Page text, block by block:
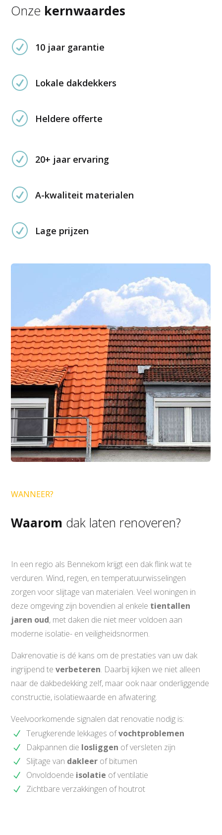
Onze kernwaardes
R 10 jaar garantie
R Lokale dakdekkers
R Heldere offerte
R 20+ jaar ervaring
R A-kwaliteit materialen
R Lage prijzen
WANNEER?
Waarom dak laten renoveren?
In een regio als Bennekom krijgt een dak flink wat te
verduren. Wind, regen, en temperatuurwisselingen
zorgen voor slijtage van materialen. Veel woningen in
deze omgeving zijn bovendien al enkele tientallen
jaren oud, met daken die niet meer voldoen aan
moderne isolatie- en veiligheidsnormen.
Dakrenovatie is dé kans om de prestaties van uw dak
ingrijpend teverbeteren. Daarbij kijken we niet alleen
naar de dakbedekking zelf, maar ook naar onderliggende
constructie, isolatiewaarde en afwatering.
Veelvoorkomende signalen dat renovatie nodig is:
Terugkerende lekkages ofvochtproblemen
Dakpannen die losliggen of versleten zijn
Slijtage van dakleer of bitumen
Onvoldoende isolatie of ventilatie
Zichtbare verzakkingen of houtrot